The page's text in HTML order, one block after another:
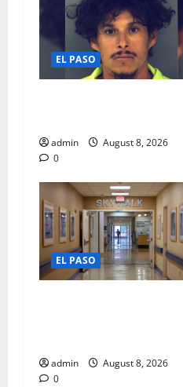
EL PASO
admin
August 8, 2026
0
EL PASO
admin
August 8, 2026
0